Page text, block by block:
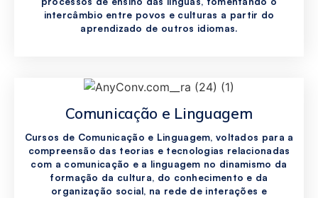
intercâmbio entre povos e culturas a partir do
aprendizado de outros idiomas.
Comunicação e Linguagem
Cursos de Comunicação e Linguagem, voltados para a
compreensão das teorias e tecnologias relacionadas
com a comunicação e a linguagem no dinamismo da
formação da cultura, do conhecimento e da
organização social, na rede de interações e